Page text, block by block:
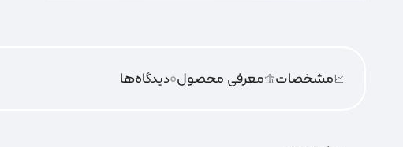
مشخصات معرفی محصول0دیدگاه‌‌ها